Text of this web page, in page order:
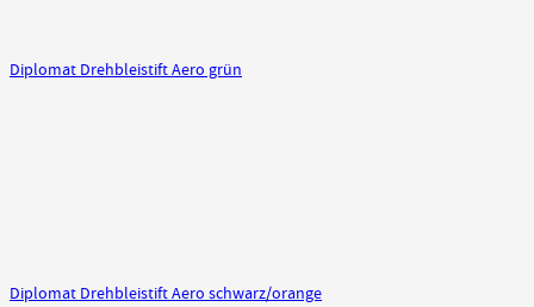
Diplomat Drehbleistift Aero grün
Diplomat Drehbleistift Aero schwarz/orange